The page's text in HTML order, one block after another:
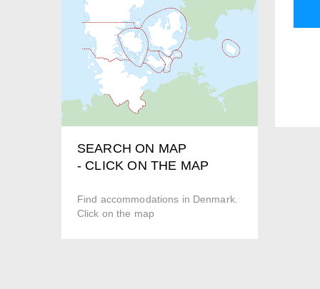
SEARCH ON MAP
- CLICK ON THE MAP
Find accommodations in Denmark.
Click on the map